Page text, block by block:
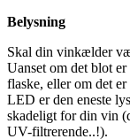
Belysning
Skal din vinkælder
Uanset om det blot
flaske, eller om det
LED er den eneste
skadeligt for din vin
UV-filtrerende..!).